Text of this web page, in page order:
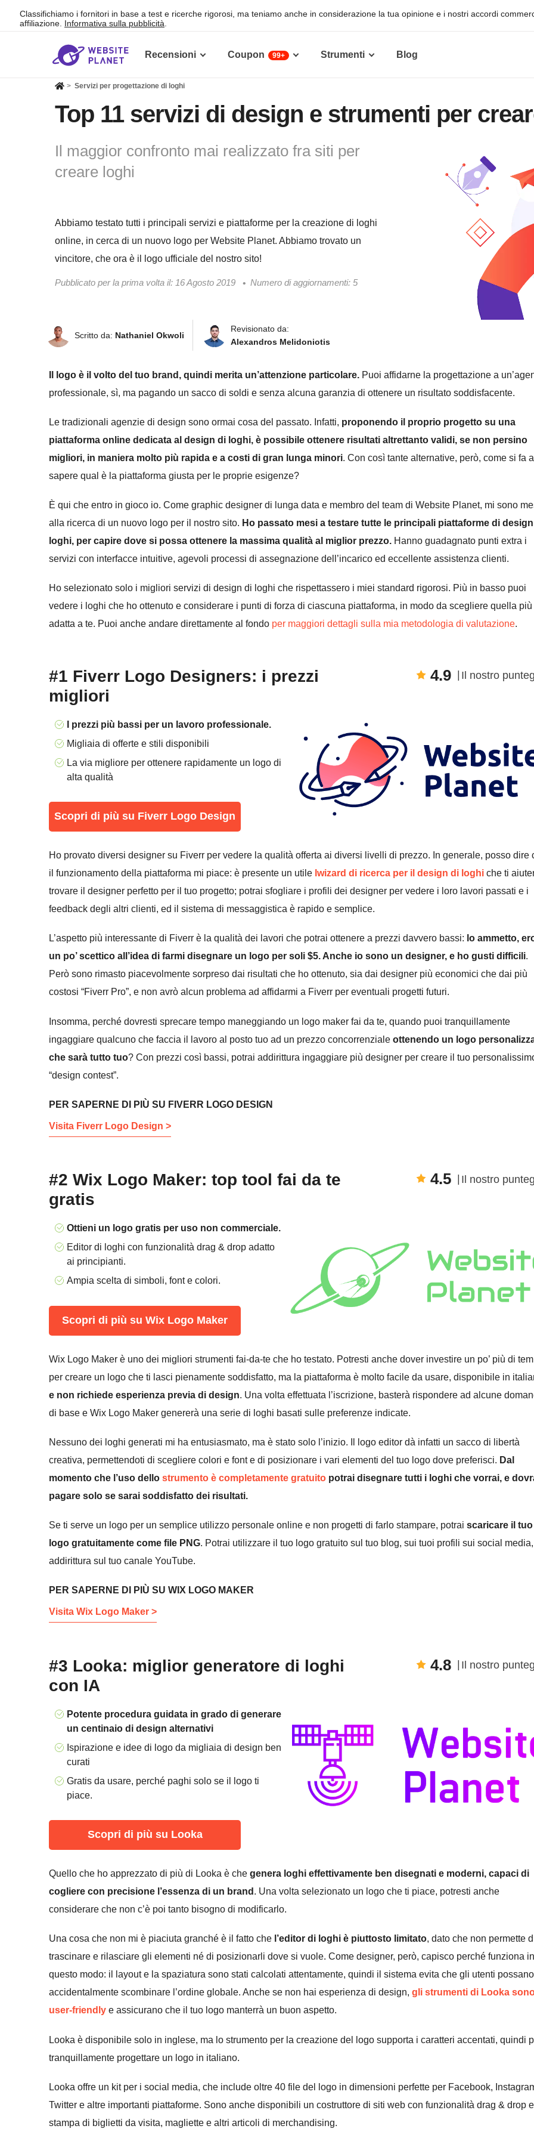
Classifichiamo i fornitori in base a test e ricerche rigorosi, ma teniamo anche in considerazione la tua opinione e i nostri accordi
affiliazione. Informativa sulla pubblicità
Recensioni Coupon 99+ Strumenti Blog
> Servizi per progettazione di loghi
Top 11 servizi di design e strumenti per
Il maggior confronto mai realizzato fra siti per
creare loghi
Abbiamo testato tutti i principali servizi e piattaforme per la creazione di loghi
online, in cerca di un nuovo logo per Website Planet. Abbiamo trovato un
vincitore, che ora è il logo ufficiale del nostro sito!
Pubblicato per la prima volta il: 16 Agosto 2019 Numero di aggiornamenti: 5
Revisionato da:
Alexandros Melidoniotis
Scritto da: Nathaniel Okwoli
Il logo è il volto del tuo brand, quindi merita un’attenzione particolare. Puoi affidarne la progettazione a
professionale, sì, ma pagando un sacco di soldi e senza alcuna garanzia di ottenere un risultato soddisfacente.
Le tradizionali agenzie di design sono ormai cosa del passato. Infatti, proponendo il proprio progetto su una
piattaforma online dedicata al design di loghi, è possibile ottenere risultati altrettanto validi, se non persino
migliori, in maniera molto più rapida e a costi di gran lunga minori. Con così tante alternative, però, come si fa a
sapere qual è la piattaforma giusta per le proprie esigenze?
È qui che entro in gioco io. Come graphic designer di lunga data e membro del team di Website Planet, mi sono
alla ricerca di un nuovo logo per il nostro sito. Ho passato mesi a testare tutte le principali piattaforme di
loghi, per capire dove si possa ottenere la massima qualità al miglior prezzo. Hanno guadagnato punti extra i
servizi con interfacce intuitive, agevoli processi di assegnazione dell’incarico ed eccellente assistenza clienti.
Ho selezionato solo i migliori servizi di design di loghi che rispettassero i miei standard rigorosi. Più in basso puoi
vedere i loghi che ho ottenuto e considerare i punti di forza di ciascuna piattaforma, in modo da scegliere quella più
adatta a te. Puoi anche andare direttamente al fondo per maggiori dettagli sulla mia metodologia di valutazione.
#1 Fiverr Logo Designers: i prezzi
migliori
4.9 Il nostro
I prezzi più bassi per un lavoro professionale.
Migliaia di offerte e stili disponibili
La via migliore per ottenere rapidamente un logo di
alta qualità
Scopri di più su Fiverr Logo Design
Ho provato diversi designer su Fiverr per vedere la qualità offerta ai diversi livelli di prezzo. In generale, posso dire
il funzionamento della piattaforma mi piace: è presente un utile wizard di ricerca per il design di loghi che ti
trovare il designer perfetto per il tuo progetto; potrai sfogliare i profili dei designer per vedere i loro lavori passati e i
feedback degli altri clienti, ed il sistema di messaggistica è rapido e semplice.
L’aspetto più interessante di Fiverr è la qualità dei lavori che potrai ottenere a prezzi davvero bassi: lo ammetto,
un po’ scettico all’idea di farmi disegnare un logo per soli $5. Anche io sono un designer, e ho gusti difficili.
Però sono rimasto piacevolmente sorpreso dai risultati che ho ottenuto, sia dai designer più economici che dai più
costosi “Fiverr Pro”, e non avrò alcun problema ad affidarmi a Fiverr per eventuali progetti futuri.
Insomma, perché dovresti sprecare tempo maneggiando un logo maker fai da te, quando puoi tranquillamente
ingaggiare qualcuno che faccia il lavoro al posto tuo ad un prezzo concorrenziale ottenendo un logo
che sarà tutto tuo? Con prezzi così bassi, potrai addirittura ingaggiare più designer per creare il tuo
“design contest”.
PER SAPERNE DI PIÙ SU FIVERR LOGO DESIGN
Visita Fiverr Logo Design >
#2 Wix Logo Maker: top tool fai da te
gratis
4.5 Il nostro
Ottieni un logo gratis per uso non commerciale.
Editor di loghi con funzionalità drag & drop adatto
ai principianti.
Ampia scelta di simboli, font e colori.
Scopri di più su Wix Logo Maker
Wix Logo Maker è uno dei migliori strumenti fai-da-te che ho testato. Potresti anche dover investire un po’ più di
per creare un logo che ti lasci pienamente soddisfatto, ma la piattaforma è molto facile da usare, disponibile in
e non richiede esperienza previa di design. Una volta effettuata l’iscrizione, basterà rispondere ad alcune
di base e Wix Logo Maker genererà una serie di loghi basati sulle preferenze indicate.
Nessuno dei loghi generati mi ha entusiasmato, ma è stato solo l’inizio. Il logo editor dà infatti un sacco di libertà
creativa, permettendoti di scegliere colori e font e di posizionare i vari elementi del tuo logo dove preferisci. Dal
momento che l’uso dello strumento è completamente gratuito potrai disegnare tutti i loghi che vorrai, e
pagare solo se sarai soddisfatto dei risultati.
Se ti serve un logo per un semplice utilizzo personale online e non progetti di farlo stampare, potrai scaricare il tuo
logo gratuitamente come file PNG. Potrai utilizzare il tuo logo gratuito sul tuo blog, sui tuoi profili sui social
addirittura sul tuo canale YouTube.
PER SAPERNE DI PIÙ SU WIX LOGO MAKER
Visita Wix Logo Maker >
#3 Looka: miglior generatore di loghi
con IA
4.8 Il nostro
Potente procedura guidata in grado di generare
un centinaio di design alternativi
Ispirazione e idee di logo da migliaia di design ben
curati
Gratis da usare, perché paghi solo se il logo ti
piace.
Scopri di più su Looka
Quello che ho apprezzato di più di Looka è che genera loghi effettivamente ben disegnati e moderni, capaci di
cogliere con precisione l’essenza di un brand . Una volta selezionato un logo che ti piace, potresti anche
considerare che non c’è poi tanto bisogno di modificarlo.
Una cosa che non mi è piaciuta granché è il fatto che l’editor di loghi è piuttosto limitato, dato che non permette
trascinare e rilasciare gli elementi né di posizionarli dove si vuole. Come designer, però, capisco perché funziona in
questo modo: il layout e la spaziatura sono stati calcolati attentamente, quindi il sistema evita che gli utenti possano
accidentalmente scombinare l’ordine globale. Anche se non hai esperienza di design, gli strumenti di Looka
user-friendly e assicurano che il tuo logo manterrà un buon aspetto.
Looka è disponibile solo in inglese, ma lo strumento per la creazione del logo supporta i caratteri accentati, quindi
tranquillamente progettare un logo in italiano.
Looka offre un kit per i social media, che include oltre 40 file del logo in dimensioni perfette per Facebook,
Twitter e altre importanti piattaforme. Sono anche disponibili un costruttore di siti web con funzionalità drag & drop
stampa di biglietti da visita, magliette e altri articoli di merchandising.